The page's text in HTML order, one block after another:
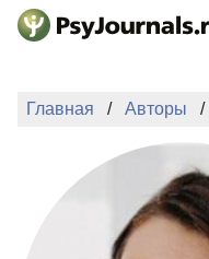
Перейти к основному
Регистрация
Главная Авторы